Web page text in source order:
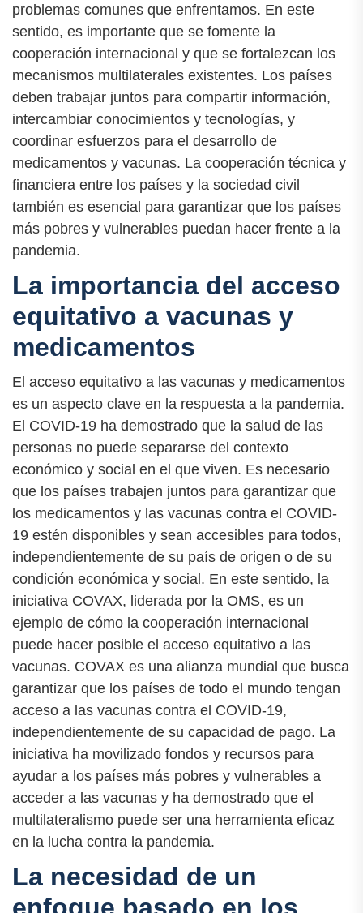
problemas comunes que enfrentamos. En este
sentido, es importante que se fomente la
cooperación internacional y que se fortalezcan los
mecanismos multilaterales existentes. Los países
deben trabajar juntos para compartir información,
intercambiar conocimientos y tecnologías, y
coordinar esfuerzos para el desarrollo de
medicamentos y vacunas. La cooperación técnica y
financiera entre los países y la sociedad civil
también es esencial para garantizar que los países
más pobres y vulnerables puedan hacer frente a la
pandemia.
La importancia del acceso
equitativo a vacunas y
medicamentos
El acceso equitativo a las vacunas y medicamentos
es un aspecto clave en la respuesta a la pandemia.
El COVID-19 ha demostrado que la salud de las
personas no puede separarse del contexto
económico y social en el que viven. Es necesario
que los países trabajen juntos para garantizar que
los medicamentos y las vacunas contra el COVID-
19 estén disponibles y sean accesibles para todos,
independientemente de su país de origen o de su
condición económica y social. En este sentido, la
iniciativa COVAX, liderada por la OMS, es un
ejemplo de cómo la cooperación internacional
puede hacer posible el acceso equitativo a las
vacunas. COVAX es una alianza mundial que busca
garantizar que los países de todo el mundo tengan
acceso a las vacunas contra el COVID-19,
independientemente de su capacidad de pago. La
iniciativa ha movilizado fondos y recursos para
ayudar a los países más pobres y vulnerables a
acceder a las vacunas y ha demostrado que el
multilateralismo puede ser una herramienta eficaz
en la lucha contra la pandemia.
La necesidad de un
enfoque basado en los